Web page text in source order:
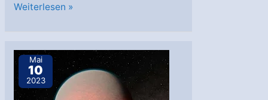
MPIA:
Gesteins-
Exoplanet
TRAPPIST-
Weiterlesen »
Mai
10
2023